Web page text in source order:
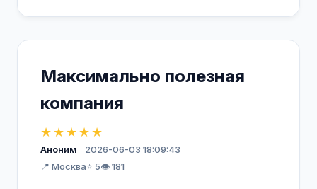
Максимально полезная
компания
★★★★★
Аноним
2026-06-03 18:09:43
📍 Москва⭐ 5👁️ 181